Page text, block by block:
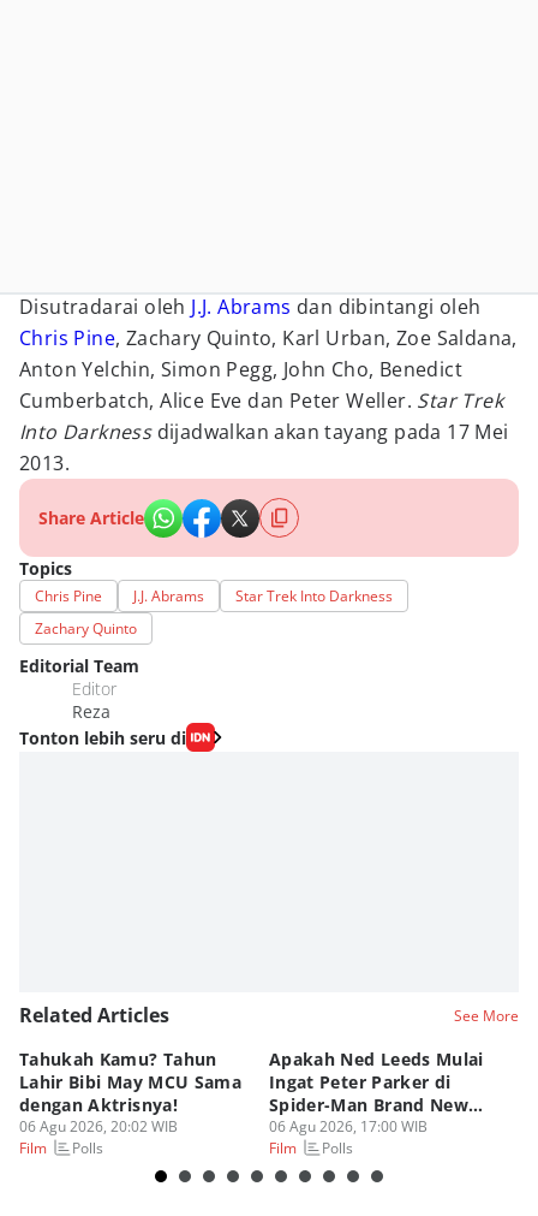
Disutradarai oleh J.J. Abrams dan dibintangi oleh
Chris Pine, Zachary Quinto, Karl Urban, Zoe Saldana,
Anton Yelchin, Simon Pegg, John Cho, Benedict
Cumberbatch, Alice Eve dan Peter Weller. Star Trek
Into Darknessdijadwalkan akan tayang pada 17 Mei
2013.
Share Article
Topics
Chris Pine J.J. Abrams
Star Trek Into Darkness
Zachary Quinto
Editorial Team
Editor
Reza
Tonton lebih seru di
Related Articles See More
Tahukah Kamu? Tahun
Lahir Bibi May MCU Sama
dengan Aktrisnya!
06 Agu 2026, 20:02 WIB
Film
Polls
Apakah Ned Leeds Mulai
Ingat Peter Parker di
Spider-Man Brand New
Day?
06 Agu 2026, 17:00 WIB
Film
Polls